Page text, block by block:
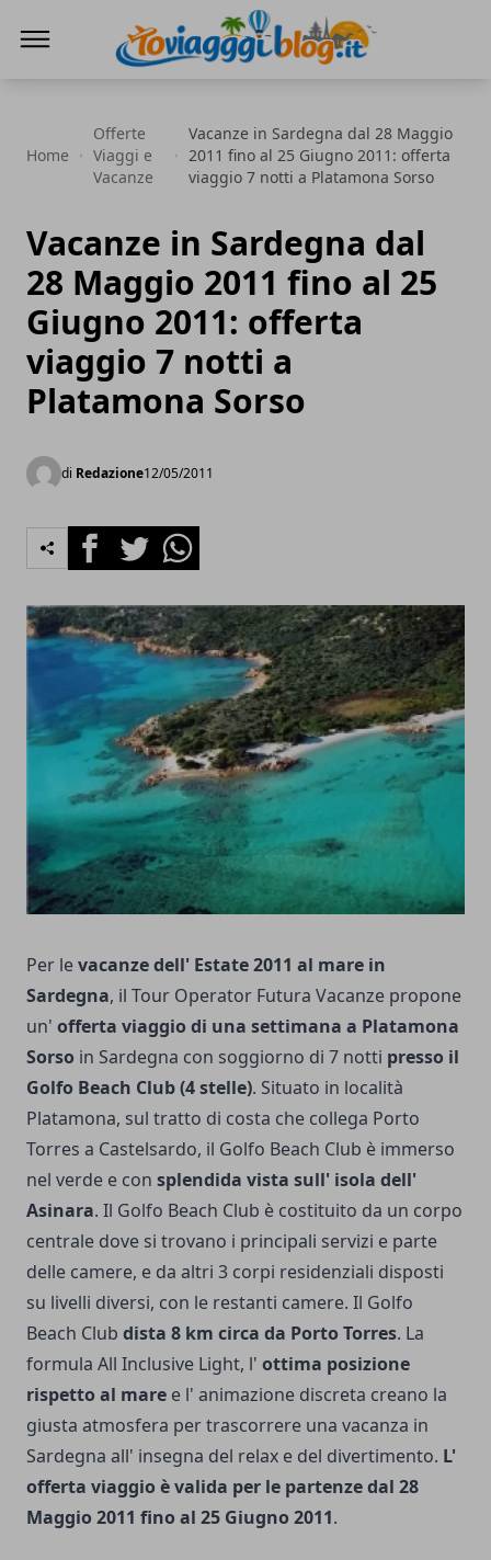
Home
Offerte
Viaggi e
Vacanze
Vacanze in Sardegna dal 28 Maggio
2011 fino al 25 Giugno 2011: offerta
viaggio 7 notti a Platamona Sorso
Vacanze in Sardegna dal
28 Maggio 2011 fino al 25
Giugno 2011: offerta
viaggio 7 notti a
Platamona Sorso
di Redazione12/05/2011
FacebookTwitterWhatsapp
Per levacanze dell' Estate 2011 al mare in
Sardegna, il Tour Operator Futura Vacanze propone
un' offerta viaggio di una settimana a Platamona
Sorso in Sardegna con soggiorno di 7 notti presso il
Golfo Beach Club (4 stelle). Situato in località
Platamona, sul tratto di costa che collega Porto
Torres a Castelsardo, il Golfo Beach Club è immerso
nel verde e con splendida vista sull' isola dell'
Asinara. Il Golfo Beach Club è costituito da un corpo
centrale dove si trovano i principali servizi e parte
delle camere, e da altri 3 corpi residenziali disposti
su livelli diversi, con le restanti camere. Il Golfo
Beach Club dista 8 km circa da Porto Torres. La
formula All Inclusive Light, l' ottima posizione
rispetto al mare e l' animazione discreta creano la
giusta atmosfera per trascorrere una vacanza in
Sardegna all' insegna del relax e del divertimento. L'
offerta viaggio è valida per le partenze dal 28
Maggio 2011 fino al 25 Giugno 2011.